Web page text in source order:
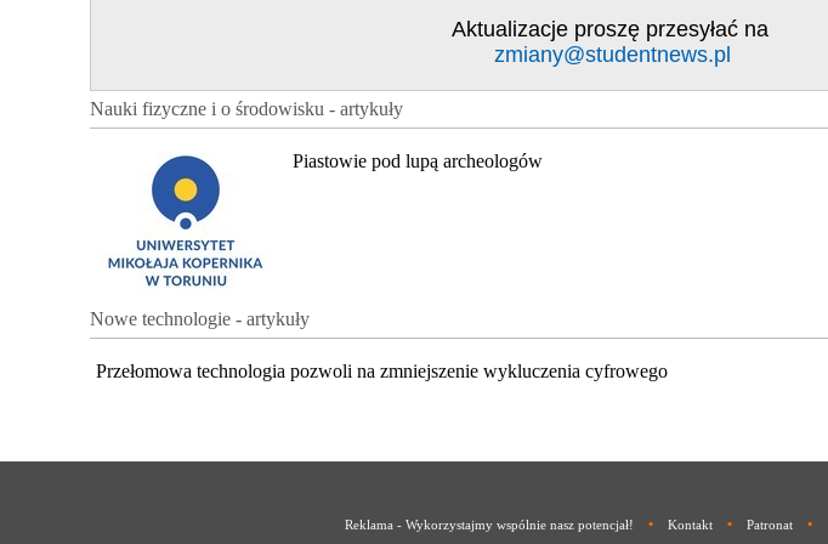
Aktualizacje proszę przesyłać na
zmiany@studentnews.pl
Nauki fizyczne i o środowisku - artykuły
Piastowie pod lupą archeologów
Nowe technologie - artykuły
Przełomowa technologia pozwoli na zmniejszenie wykluczenia cyfrowego
Reklama - Wykorzystajmy wspólnie nasz potencjał! • Kontakt • Patronat •